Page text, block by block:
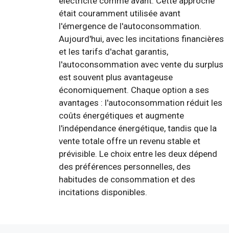
était couramment utilisée avant
l'émergence de l'autoconsommation.
Aujourd'hui, avec les incitations financières
et les tarifs d'achat garantis,
l'autoconsommation avec vente du surplus
est souvent plus avantageuse
économiquement. Chaque option a ses
avantages : l'autoconsommation réduit les
coûts énergétiques et augmente
l'indépendance énergétique, tandis que la
vente totale offre un revenu stable et
prévisible. Le choix entre les deux dépend
des préférences personnelles, des
habitudes de consommation et des
incitations disponibles.